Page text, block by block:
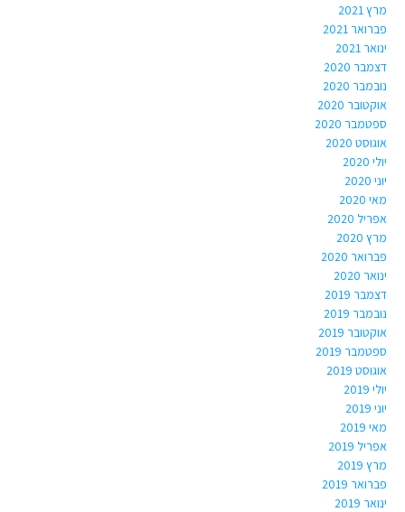
מרץ 2021
פברואר 2021
ינואר 2021
דצמבר 2020
נובמבר 2020
אוקטובר 2020
ספטמבר 2020
אוגוסט 2020
יולי 2020
יוני 2020
מאי 2020
אפריל 2020
מרץ 2020
פברואר 2020
ינואר 2020
דצמבר 2019
נובמבר 2019
אוקטובר 2019
ספטמבר 2019
אוגוסט 2019
יולי 2019
יוני 2019
מאי 2019
אפריל 2019
מרץ 2019
פברואר 2019
ינואר 2019